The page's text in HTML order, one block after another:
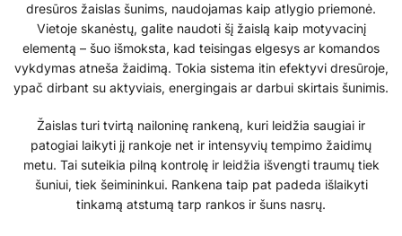
dresūros žaislas šunims, naudojamas kaip atlygio priemonė.
Vietoje skanėstų, galite naudoti šį žaislą kaip motyvacinį
elementą – šuo išmoksta, kad teisingas elgesys ar komandos
vykdymas atneša žaidimą. Tokia sistema itin efektyvi dresūroje,
ypač dirbant su aktyviais, energingais ar darbui skirtais šunimis.
Žaislas turi tvirtą nailoninę rankeną, kuri leidžia saugiai ir
patogiai laikyti jį rankoje net ir intensyvių tempimo žaidimų
metu. Tai suteikia pilną kontrolę ir leidžia išvengti traumų tiek
šuniui, tiek šeimininkui. Rankena taip pat padeda išlaikyti
tinkamą atstumą tarp rankos ir šuns nasrų.